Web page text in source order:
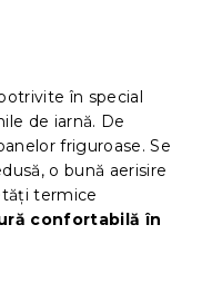
în special
de iarnă. De
friguroase. Se
o bună aerisire
termice
confortabilă în